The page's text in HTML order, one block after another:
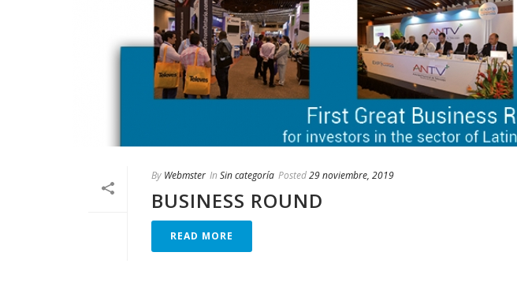
By Webmster In Sin categoría Posted29 noviembre, 2019
BUSINESS ROUND
READ MORE